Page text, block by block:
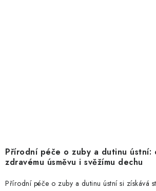
Přírodní péče o zuby a dutinu ústní:
zdravému úsměvu i svěžímu dechu
Přírodní péče o zuby a dutinu ústní si získává